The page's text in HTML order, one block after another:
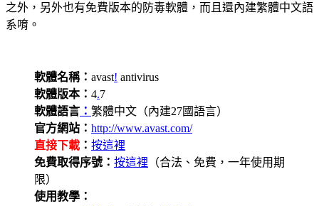
之外，另外也有免費版本的防毒軟體，而且還內建繁體中文語
系唷。
軟體名稱： avast! antivirus
軟體版本： 4.7
軟體語言 ： 繁體中文（內建27國語言）
官方網站： http://www.avast.com/
直接下載 ： 按這裡
免費取得序號： 按這裡 （合法、免費，一年使用期
限）
使用教學：